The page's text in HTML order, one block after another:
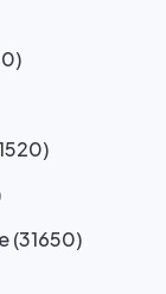
(31650)